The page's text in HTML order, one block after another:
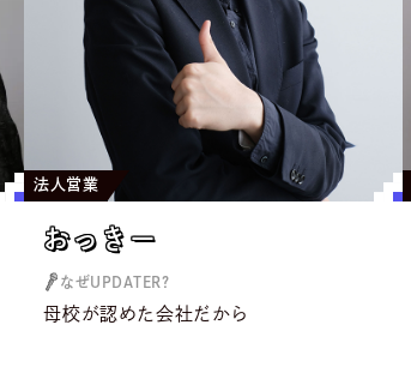
法人営業
おっきー
おっきー
なぜUPDATER?
母校が認めた会社だから